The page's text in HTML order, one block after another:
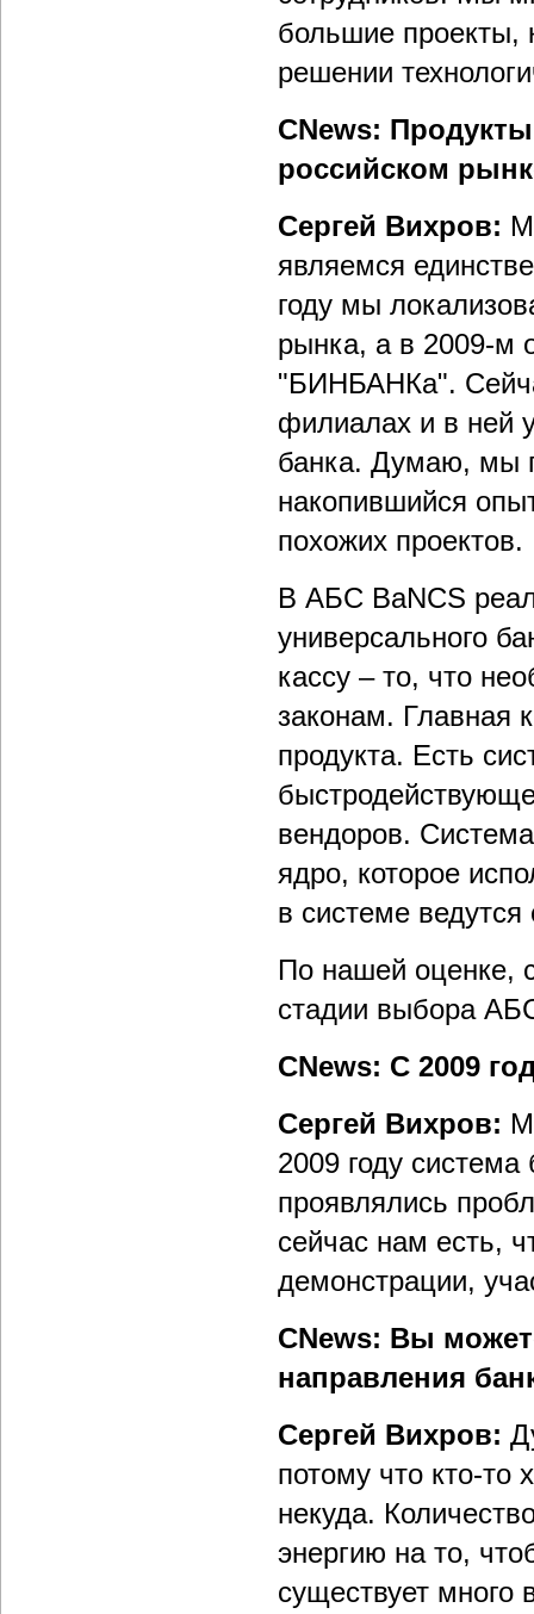
большие проекты,
решении
CNews:
российском
Сергей Вихров:
являемся
году мы
рынка, а в 2009-м
"БИНБАНКа".
филиалах и в ней
банка. Думаю, мы
накопившийся
похожих проектов.
В АБС BaNCS
универсального
кассу – то, что
законам. Главная
продукта. Есть
вендоров.
ядро, которое
в системе
По нашей оценке,
стадии выбора
CNews: С 2009
Сергей Вихров:
2009 году
проявлялись
сейчас нам есть,
демонстрации,
CNews: Вы
направления
Сергей Вихров:
потому что кто-то
некуда.
энергию на то,
существует много